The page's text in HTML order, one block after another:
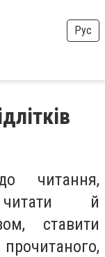
Рус
читання,
й
ставити